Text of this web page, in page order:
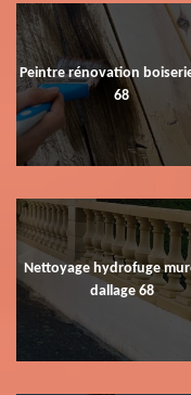
Peintre rénovation
68
Nettoyage hydrofuge
dallage 68